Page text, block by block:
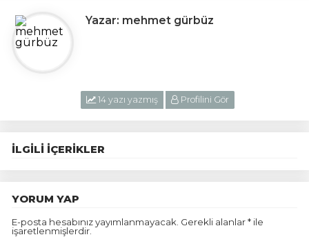
Yazar: mehmet gürbüz
14 yazı yazmış Profilini Gör
İLGILI İÇERIKLER
YORUM YAP
E-posta hesabınız yayımlanmayacak. Gerekli alanlar * ile
işaretlenmişlerdir.